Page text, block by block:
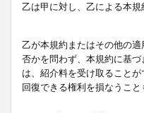
乙は甲に対し、乙による本
乙が本規約またはその他の
否かを問わず、本規約に基
は、紹介料を受け取ること
回復できる権利を損なうこと